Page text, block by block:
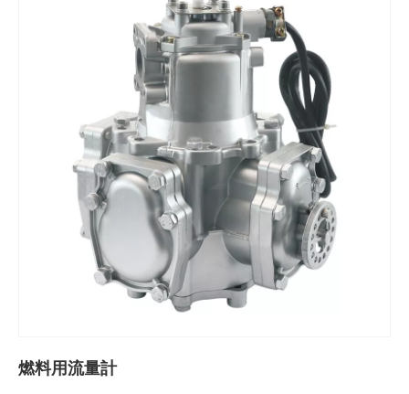
燃料用流量計